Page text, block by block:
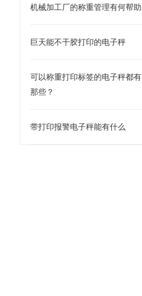
机械加工厂的称重管理有何帮助
巨天能不干胶打印的电子秤
可以称重打印标签的电子秤都有
那些？
带打印报警电子秤能有什么